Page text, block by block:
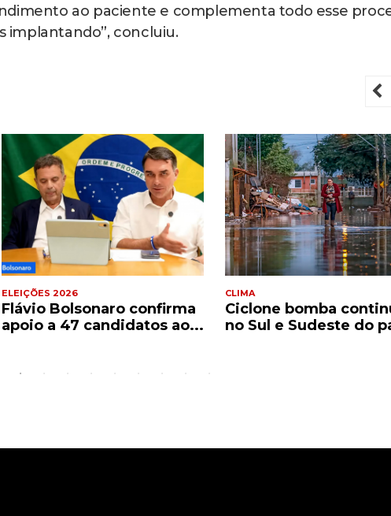
ao paciente e complementa todo esse
implantando”, concluiu.
ELEIÇÕES 2026
Flávio Bolsonaro confirma
apoio a 47 candidatos ao...
CLIMA
Ciclone bomba
no Sul e Sudeste do